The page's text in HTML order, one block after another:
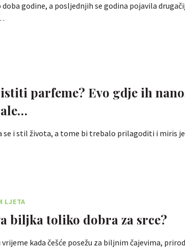
godine, a posljednjih se godina pojavila
parfeme? Evo gdje ih
se i stil života, a tome bi trebalo prilagoditi i miris
LJETA
biljka toliko dobra za srce?
kada češće posežu za biljnim čajevima,